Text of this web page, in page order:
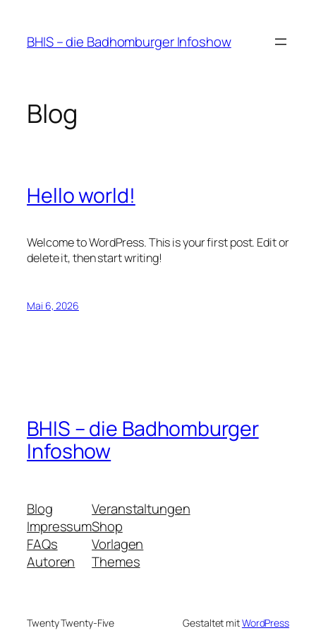
springen
BHIS – die Badhomburger Infoshow
Blog
Hello world!
Welcome to WordPress. This is your first post. Edit or
delete it, then start writing!
Mai 6, 2026
BHIS – die Badhomburger
Infoshow
Blog
Impressum
FAQs
Autoren
Veranstaltungen
Shop
Vorlagen
Themes
Twenty Twenty-Five Gestaltet mitWordPress